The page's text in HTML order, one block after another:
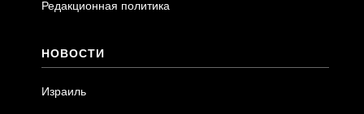
Редакционная политика
НОВОСТИ
Израиль